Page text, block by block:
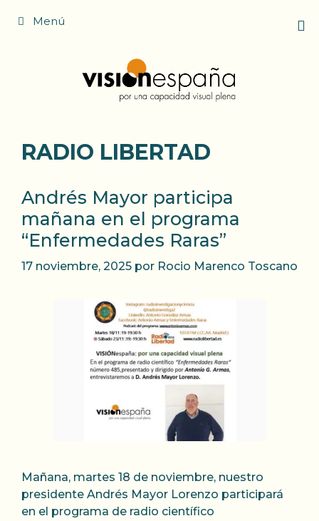
Menú
RADIO LIBERTAD
Andrés Mayor participa
mañana en el programa
“Enfermedades Raras”
17 noviembre, 2025 por Rocio Marenco Toscano
Mañana, martes 18 de noviembre, nuestro
presidente Andrés Mayor Lorenzo participará
en el programa de radio científico